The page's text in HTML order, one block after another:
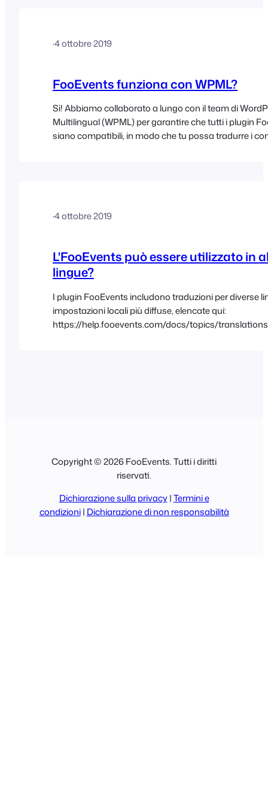
·4 ottobre 2019
FooEvents funziona con WPML?
Sì! Abbiamo collaborato a lungo con il team di
Multilingual (WPML) per garantire che tutti i plugin
siano compatibili, in modo che tu possa tradurre i
·4 ottobre 2019
L'FooEvents può essere utilizzato in
lingue?
I plugin FooEvents includono traduzioni per diverse
impostazioni locali più diffuse, elencate qui:
https://help.fooevents.com/docs/topics/
Copyright © 2026 FooEvents. Tutti i diritti
riservati.
Dichiarazione sulla privacy|Termini e
condizioni| Dichiarazione di non responsabilità